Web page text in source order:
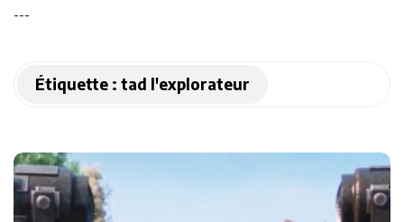
---
Étiquette : tad l'explorateur